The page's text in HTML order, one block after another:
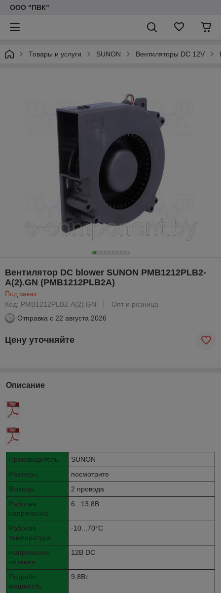
ООО "ПВК"
Товары и услуги SUNON Вентиляторы DC 12V
Вентилятор DC blower SUNON PMB1212PLB2-
A(2).GN (PMB1212PLB2A)
Под заказ
Код: PMB1212PLB2-A(2).GN
Опт и розница
Отправка с 22 августа 2026
Цену уточняйте
Описание
Производитель
SUNON
Размеры
посмотрите
Выводы
2 провода
Рабочее
напряжение
6...13,8В
Рабочая
температура
-10...70°C
Напряжение
питания
12В DC
Потребл.
мощность
9,8Вт